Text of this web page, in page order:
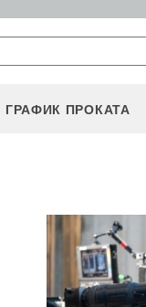
ГРАФИК ПРОКАТА